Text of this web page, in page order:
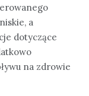
a
dotyczące
na zdrowie